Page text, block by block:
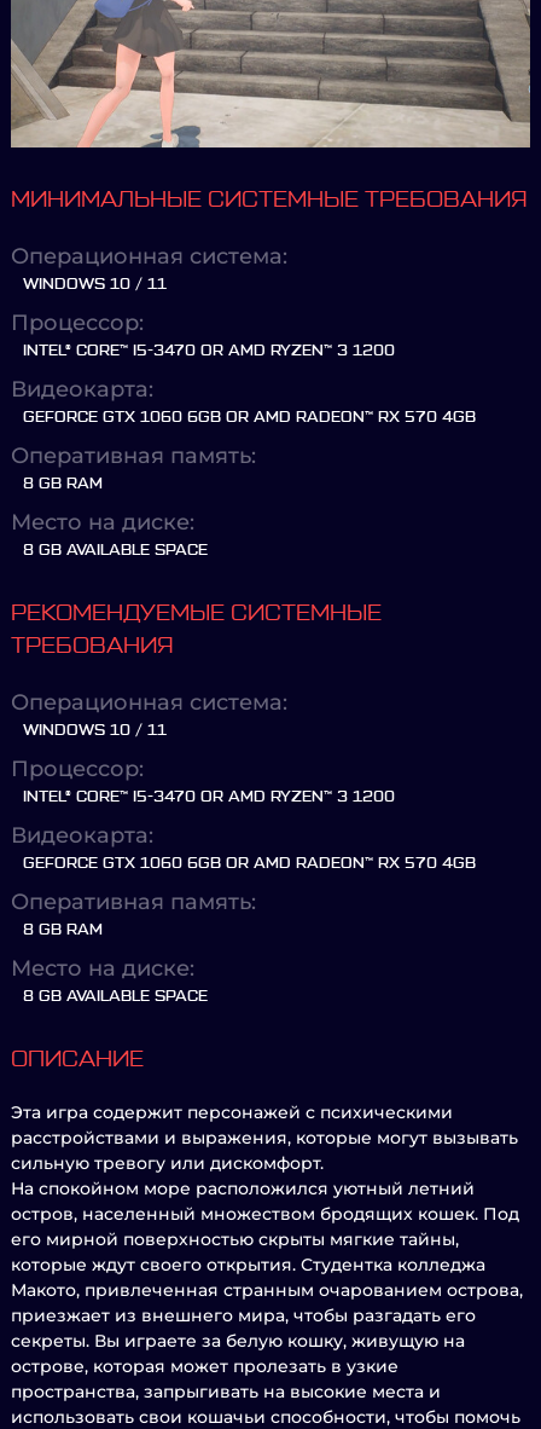
МИНИМАЛЬНЫЕ СИСТЕМНЫЕ ТРЕБОВАНИЯ
Операционная система:
WINDOWS 10 / 11
Процессор:
INTEL® CORE™ I5-3470 OR AMD RYZEN™ 3 1200
Видеокарта:
GEFORCE GTX 1060 6GB OR AMD RADEON™ RX 570 4GB
Оперативная память:
8 GB RAM
Место на диске:
8 GB AVAILABLE SPACE
РЕКОМЕНДУЕМЫЕ СИСТЕМНЫЕ
ТРЕБОВАНИЯ
Операционная система:
WINDOWS 10 / 11
Процессор:
INTEL® CORE™ I5-3470 OR AMD RYZEN™ 3 1200
Видеокарта:
GEFORCE GTX 1060 6GB OR AMD RADEON™ RX 570 4GB
Оперативная память:
8 GB RAM
Место на диске:
8 GB AVAILABLE SPACE
ОПИСАНИЕ
Эта игра содержит персонажей с психическими
расстройствами и выражения, которые могут вызывать
сильную тревогу или дискомфорт.
На спокойном море расположился уютный летний
остров, населенный множеством бродящих кошек. Под
его мирной поверхностью скрыты мягкие тайны,
которые ждут своего открытия. Студентка колледжа
Макото, привлеченная странным очарованием острова,
приезжает из внешнего мира, чтобы разгадать его
секреты. Вы играете за белую кошку, живущую на
острове, которая может пролезать в узкие
пространства, запрыгивать на высокие места и
использовать свои кошачьи способности, чтобы помочь